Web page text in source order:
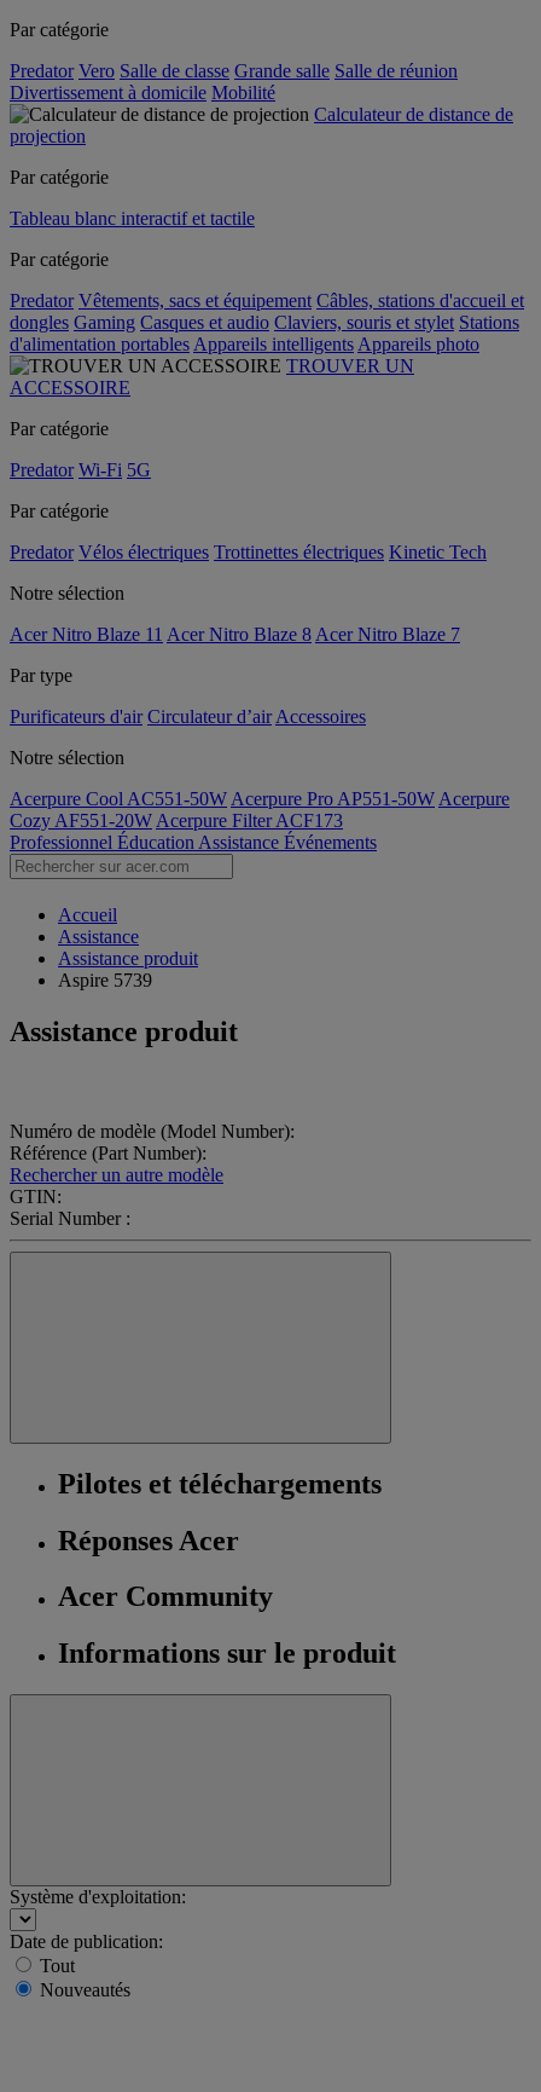
Par catégorie
Predator Vero Salle de classe Grande salle Salle de réunion
Divertissement à domicile Mobilité
Calculateur de distance de
projection
Par catégorie
Tableau blanc interactif et tactile
Par catégorie
Predator Vêtements, sacs et équipement Câbles, stations d'accueil et
dongles Gaming Casques et audio Claviers, souris et stylet Stations
d'alimentation portables Appareils intelligents Appareils photo
TROUVER UN
ACCESSOIRE
Par catégorie
Predator Wi-Fi 5G
Par catégorie
Predator Vélos électriques Trottinettes électriques Kinetic Tech
Notre sélection
Acer Nitro Blaze 11 Acer Nitro Blaze 8 Acer Nitro Blaze 7
Par type
Purificateurs d'air Circulateur d’air Accessoires
Notre sélection
Acerpure Cool AC551-50W Acerpure Pro AP551-50W Acerpure
Cozy AF551-20W Acerpure Filter ACF173
Professionnel Éducation Assistance Événements
Accueil
Assistance
Assistance produit
Aspire 5739
Assistance produit
Numéro de modèle (Model Number):
Référence (Part Number):
Rechercher un autre modèle
GTIN:
Serial Number :
Pilotes et téléchargements
Réponses Acer
Acer Community
Informations sur le produit
Système d'exploitation:
Date de publication:
Tout
Nouveautés